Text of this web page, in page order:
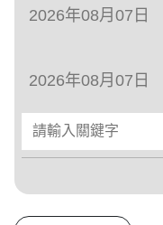
請輸入關鍵字